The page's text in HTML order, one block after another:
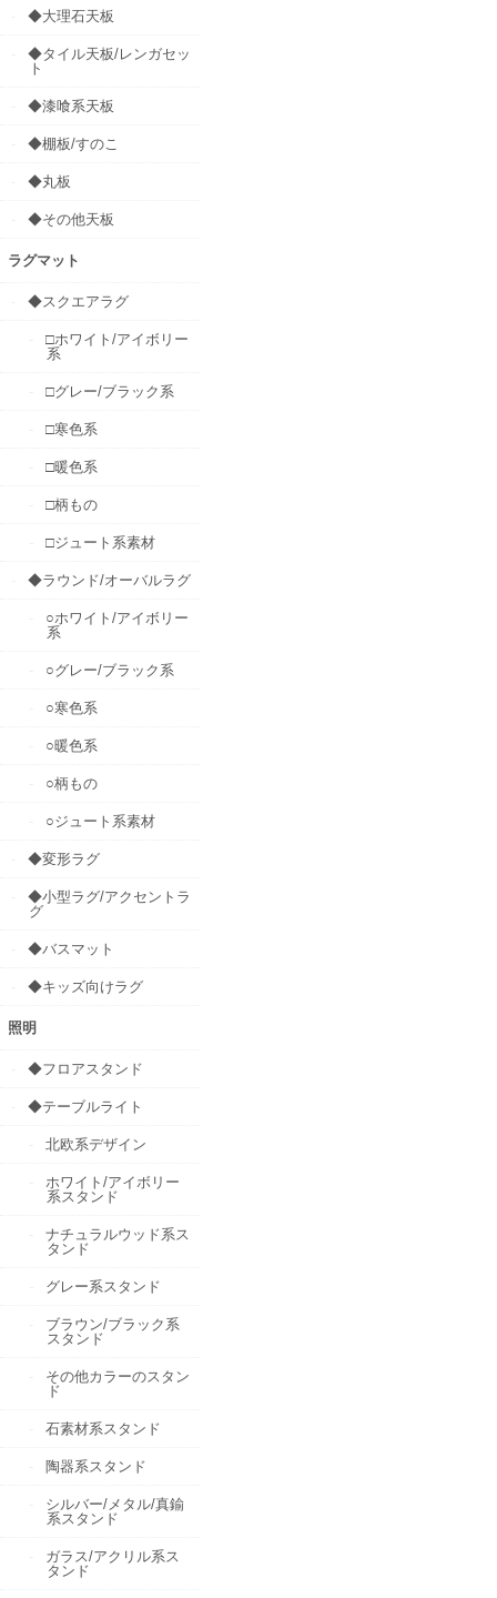
◆大理石天板
◆タイル天板/レンガセッ
ト
◆漆喰系天板
◆棚板/すのこ
◆丸板
◆その他天板
ラグマット
◆スクエアラグ
□ホワイト/アイボリー
系
□グレー/ブラック系
□寒色系
□暖色系
□柄もの
□ジュート系素材
◆ラウンド/オーバルラグ
○ホワイト/アイボリー
系
○グレー/ブラック系
○寒色系
○暖色系
○柄もの
○ジュート系素材
◆変形ラグ
◆小型ラグ/アクセントラ
グ
◆バスマット
◆キッズ向けラグ
照明
◆フロアスタンド
◆テーブルライト
北欧系デザイン
ホワイト/アイボリー
系スタンド
ナチュラルウッド系ス
タンド
グレー系スタンド
ブラウン/ブラック系
スタンド
その他カラーのスタン
ド
石素材系スタンド
陶器系スタンド
シルバー/メタル/真鍮
系スタンド
ガラス/アクリル系ス
タンド